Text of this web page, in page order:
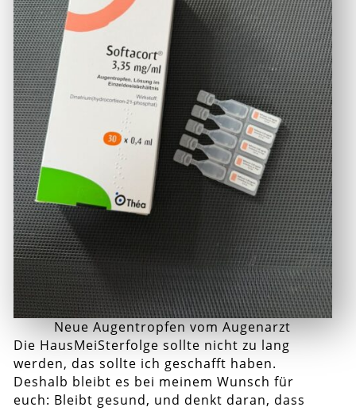
Neue Augentropfen vom Augenarzt
Die HausMeiSterfolge sollte nicht zu lang
werden, das sollte ich geschafft haben.
Deshalb bleibt es bei meinem Wunsch für
euch: Bleibt gesund, und denkt daran, dass